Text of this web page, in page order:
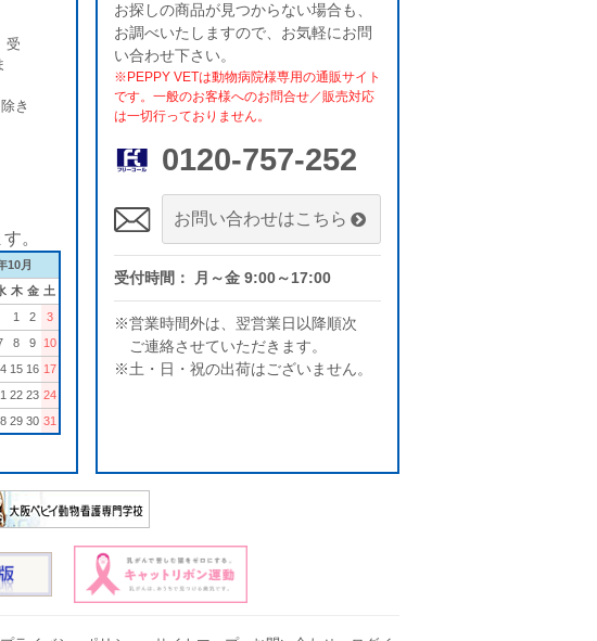
受
き
。
10月
木 金 土
1
2
3
8 9
10
15 16 17
22 23 24
29 30 31
お探しの商品が見つからない場合も、
お調べいたしますので、お気軽にお問
い合わせ下さい。
※PEPPY VETは動物病院様専用の通販サイト
です。一般のお客様へのお問合せ／販売対応
は一切行っておりません。
0120-757-252
お問い合わせはこちら
受付時間： 月～金 9:00～17:00
※営業時間外は、翌営業日以降順次
ご連絡させていただきます。
※土・日・祝の出荷はございません。